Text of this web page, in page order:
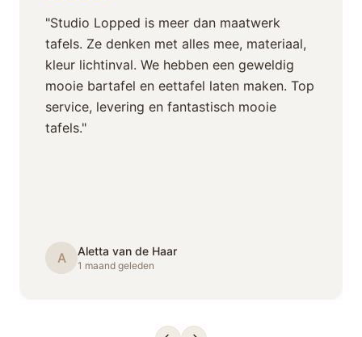
"Studio Lopped is meer dan maatwerk
tafels. Ze denken met alles mee, materiaal,
kleur lichtinval. We hebben een geweldig
mooie bartafel en eettafel laten maken. Top
service, levering en fantastisch mooie
tafels."
A Aletta van de Haar
1 maand geleden